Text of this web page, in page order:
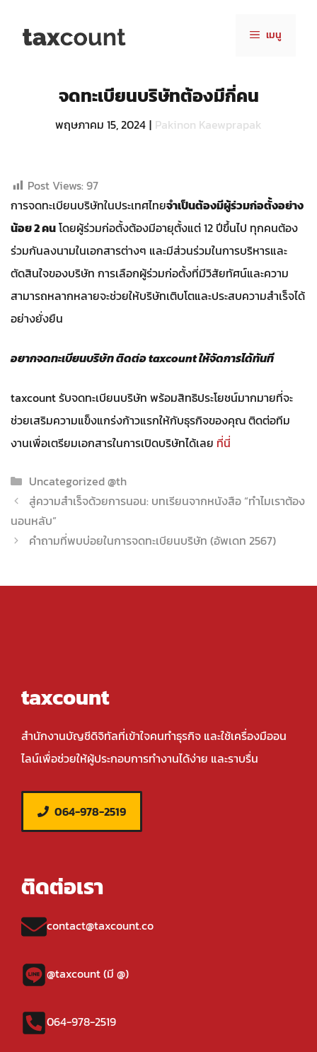
เมนู
จดทะเบียนบริษัทต้องมีกี่คน
พฤษภาคม 15, 2024 | Pakinon Kaewprapak
Post Views: 97
การจดทะเบียนบริษัทในประเทศไทยจำเป็นต้องมีผู้ร่วมก่อตั้งอย่าง
น้อย 2 คนโดยผู้ร่วมก่อตั้งต้องมีอายุตั้งแต่ 12 ปีขึ้นไป ทุกคนต้อง
ร่วมกันลงนามในเอกสารต่างๆ และมีส่วนร่วมในการบริหารและ
ตัดสินใจของบริษัท การเลือกผู้ร่วมก่อตั้งที่มีวิสัยทัศน์และความ
สามารถหลากหลายจะช่วยให้บริษัทเติบโตและประสบความสำเร็จได้
อย่างยั่งยืน
อยากจดทะเบียนบริษัท ติดต่อ taxcount ให้จัดการได้ทันที
taxcount รับจดทะเบียนบริษัท พร้อมสิทธิประโยชน์มากมายที่จะ
ช่วยเสริมความแข็งแกร่งก้าวแรกให้กับธุรกิจของคุณ ติดต่อทีม
งานเพื่อเตรียมเอกสารในการเปิดบริษัทได้เลย ที่นี่
Categories
Uncategorized @th
สู่ความสำเร็จด้วยการนอน: บทเรียนจากหนังสือ “ทำไมเราต้อง
นอนหลับ”
คำถามที่พบบ่อยในการจดทะเบียนบริษัท (อัพเดท 2567)
taxcount
สำนักงานบัญชีดิจิทัลที่เข้าใจคนทำธุรกิจ และใช้เครื่องมืออน
ไลน์เพื่อช่วยให้ผู้ประกอบการทำงานได้ง่าย และราบรื่น
064-978-2519
ติดต่อเรา
contact@taxcount.co
@taxcount (มี @)
064-978-2519